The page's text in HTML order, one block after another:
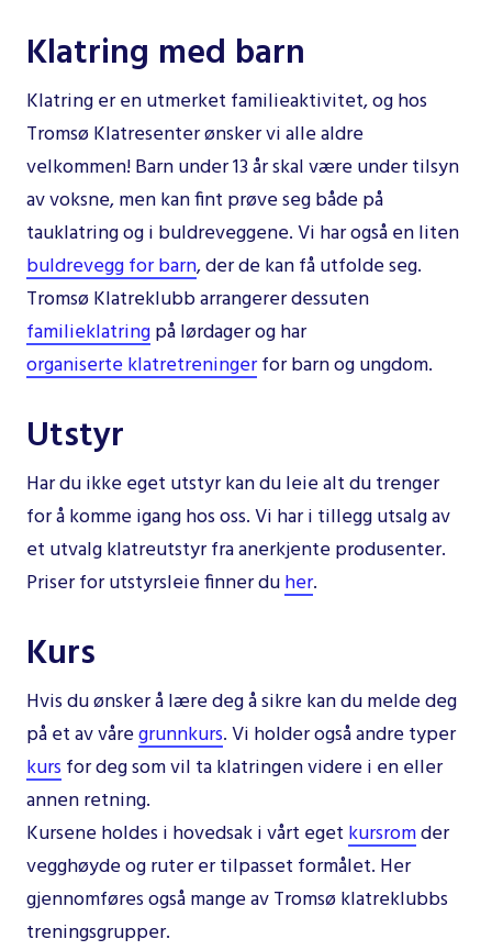
Klatring med barn
Klatring er en utmerket familieaktivitet, og hos
Tromsø Klatresenter ønsker vi alle aldre
velkommen! Barn under 13 år skal være under tilsyn
av voksne, men kan fint prøve seg både på
tauklatring og i buldreveggene. Vi har også en liten
buldrevegg for barn, der de kan få utfolde seg.
Tromsø Klatreklubb arrangerer dessuten
familieklatringpå lørdager og har
organiserte klatretreningerfor barn og ungdom.
Utstyr
Har du ikke eget utstyr kan du leie alt du trenger
for å komme igang hos oss. Vi har i tillegg utsalg av
et utvalg klatreutstyr fra anerkjente produsenter.
Priser for utstyrsleie finner duher.
Kurs
Hvis du ønsker å lære deg å sikre kan du melde deg
på et av våregrunnkurs. Vi holder også andre typer
kurs for deg som vil ta klatringen videre i en eller
annen retning.
Kursene holdes i hovedsak i vårt eget kursromder
vegghøyde og ruter er tilpasset formålet. Her
gjennomføres også mange av Tromsø klatreklubbs
treningsgrupper.